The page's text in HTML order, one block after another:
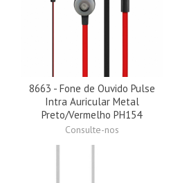
8663 - Fone de Ouvido Pulse
Intra Auricular Metal
Preto/Vermelho PH154
Consulte-nos